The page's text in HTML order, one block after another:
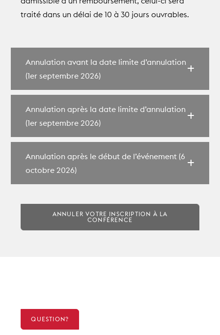
traité dans un délai de 10 à 30 jours ouvrables.
Annulation avant la date limite d’annulation
(1er septembre 2026)
Annulation après la date limite d’annulation
(1er septembre 2026)
Annulation après le début de l’événement (6
octobre 2026)
ANNULER VOTRE INSCRIPTION À LA
CONFÉRENCE
QUESTION?